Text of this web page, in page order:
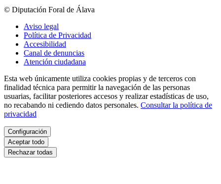
© Diputación Foral de Álava
Aviso legal
Política de Privacidad
Accesibilidad
Canal de denuncias
Atención ciudadana
Esta web únicamente utiliza cookies propias y de terceros con
finalidad técnica para permitir la navegación de las personas
usuarias, facilitar posteriores accesos y realizar estadísticas de uso,
no recabando ni cediendo datos personales. Consultar la política de
privacidad
Configuración
Aceptar todo
Rechazar todas